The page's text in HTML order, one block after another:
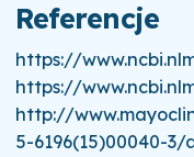
Referencje
https://
https://
http://
5-6196(15)00040-